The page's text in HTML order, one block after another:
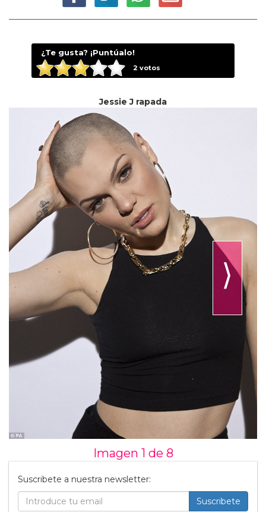
¿Te gusta? ¡Puntúalo!
2 votos
Jessie J rapada
⟩
Imagen 1 de 8
Suscribete a nuestra newsletter:
Suscribete